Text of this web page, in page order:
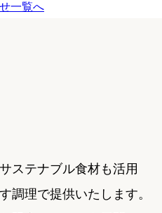
一覧へ
ステナブル食材も活用
調理で提供いたします。